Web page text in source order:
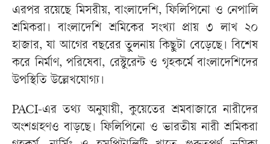
এরপর রয়েছে মিসরীয়, বাংলাদেশি, ফিলিপিনো ও নেপালি
শ্রমিকরা। বাংলাদেশি শ্রমিকের সংখ্যা প্রায় ৩ লাখ ২০
হাজার, যা আগের বছরের তুলনায় কিছুটা বেড়েছে। বিশেষ
করে নির্মাণ, পরিষেবা, রেস্টুরেন্ট ও গৃহকর্মে বাংলাদেশিদের
উপস্থিতি উল্লেখযোগ্য।
PACI-এর তথ্য অনুযায়ী, কুয়েতের শ্রমবাজারে নারীদের
অংশগ্রহণও বাড়ছে। ফিলিপিনো ও ভারতীয় নারী শ্রমিকরা